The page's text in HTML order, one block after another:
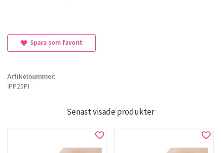
Spara som favorit
Artikelnummer:
IPP25PI
Senast visade produkter